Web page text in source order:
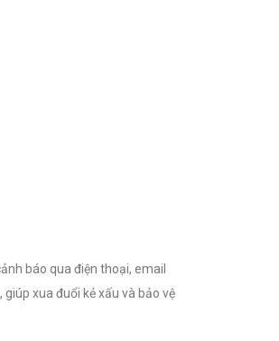
báo qua điện thoại, email
xua đuổi kẻ xấu và bảo vệ